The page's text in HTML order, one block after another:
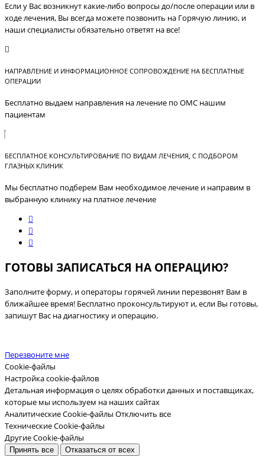
Если у Вас возникнут какие-либо вопросы до/после операции или в
ходе лечения, Вы всегда можете позвонить на Горячую линию, и
наши специалисты обязательно ответят на все!
НАПРАВЛЕНИЕ И ИНФОРМАЦИОННОЕ СОПРОВОЖДЕНИЕ НА БЕСПЛАТНЫЕ
ОПЕРАЦИИ
Бесплатно выдаем направления на лечение по ОМС нашим
пациентам
БЕСПЛАТНОЕ КОНСУЛЬТИРОВАНИЕ ПО ВИДАМ ЛЕЧЕНИЯ, С ПОДБОРОМ
ГЛАЗНЫХ КЛИНИК
Мы бесплатно подберем Вам необходимое лечение и направим в
выбранную клинику на платное лечение
ГОТОВЫ ЗАПИСАТЬСЯ НА ОПЕРАЦИЮ?
Заполните форму, и операторы горячей линии перезвонят Вам в
ближайшее время! Бесплатно проконсультируют и, если Вы готовы,
запишут Вас на диагностику и операцию.
Перезвоните мне
Cookie-файлы
Настройка cookie-файлов
Детальная информация о целях обработки данных и поставщиках,
которые мы используем на наших сайтах
Аналитические Cookie-файлы Отключить все
Технические Cookie-файлы
Другие Cookie-файлы
Принять все Отказаться от всех